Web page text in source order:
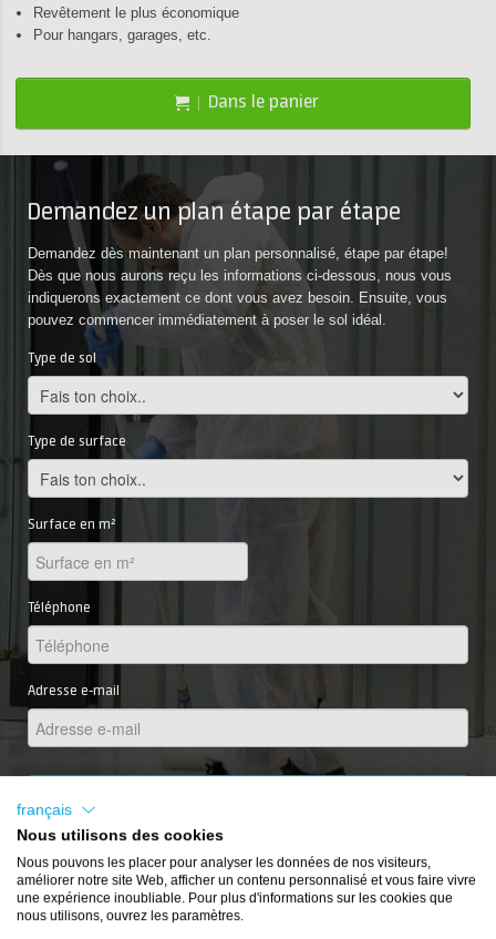
Revêtement le plus économique
Pour hangars, garages, etc.
Dans le panier
Demandez un plan étape par étape
Demandez dès maintenant un plan personnalisé, étape par étape!
Dès que nous aurons reçu les informations ci-dessous, nous vous
indiquerons exactement ce dont vous avez besoin. Ensuite, vous
pouvez commencer immédiatement à poser le sol idéal.
Type de sol
Type de surface
Surface en m²
Téléphone
Adresse e-mail
Comment pouvons-nous vous aider ?
français
Nous utilisons des cookies
Nous pouvons les placer pour analyser les données de nos visiteurs,
améliorer notre site Web, afficher un contenu personnalisé et vous faire vivre
une expérience inoubliable. Pour plus d'informations sur les cookies que
nous utilisons, ouvrez les paramètres.